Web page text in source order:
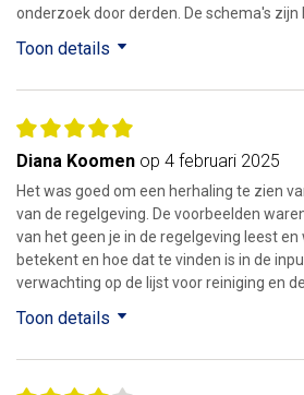
onderzoek door derden. De schema's zijn
Toon details
Diana Koomen op 4 februari 2025
Het was goed om een herhaling te zien
van de regelgeving. De voorbeelden
van het geen je in de regelgeving leest
betekent en hoe dat te vinden is in de
verwachting op de lijst voor reiniging en
Toon details